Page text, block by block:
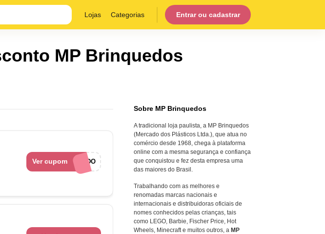
Lojas Categorias Entrar ou cadastrar
MP Brinquedos
Ver cupomCUPONADO
Sobre MP Brinquedos
A tradicional loja paulista, a MP Brinquedos
(Mercado dos Plásticos Ltda.), que atua no
comércio desde 1968, chega à plataforma
online com a mesma segurança e confiança
que conquistou e fez desta empresa uma
das maiores do Brasil.
Trabalhando com as melhores e
renomadas marcas nacionais e
internacionais e distribuidoras oficiais de
nomes conhecidos pelas crianças, tais
como LEGO, Barbie, Fischer Price, Hot
Wheels, Minecraft e muitos outros, a MP